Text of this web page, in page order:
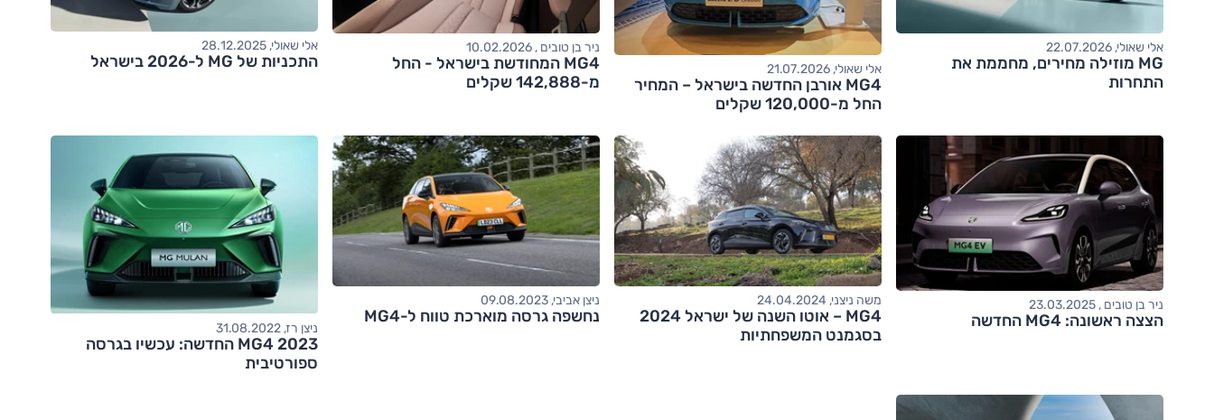
אלי שאולי, 22.07.2026
MG מוזילה מחירים, מחממת את
התחרות
אלי שאולי, 21.07.2026
MG4 אורבן החדשה בישראל – המחיר
החל מ-120,000 שקלים
ניר בן טובים , 10.02.2026
MG4 המחודשת בישראל - החל
מ-142,888 שקלים
אלי שאולי, 28.12.2025
התכניות של MG ל-2026 בישראל
ניר בן טובים , 23.03.2025
הצצה ראשונה: MG4 החדשה
משה ניצני, 24.04.2024
MG4 – אוטו השנה של ישראל 2024
בסגמנט המשפחתיות
ניצן אביבי, 09.08.2023
נחשפה גרסה מוארכת טווח ל-MG4
ניצן רז, 31.08.2022
MG4 2023 החדשה: עכשיו בגרסה
ספורטיבית